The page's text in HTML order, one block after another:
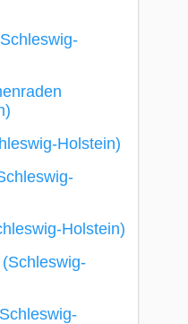
Holstein)
Holstein)